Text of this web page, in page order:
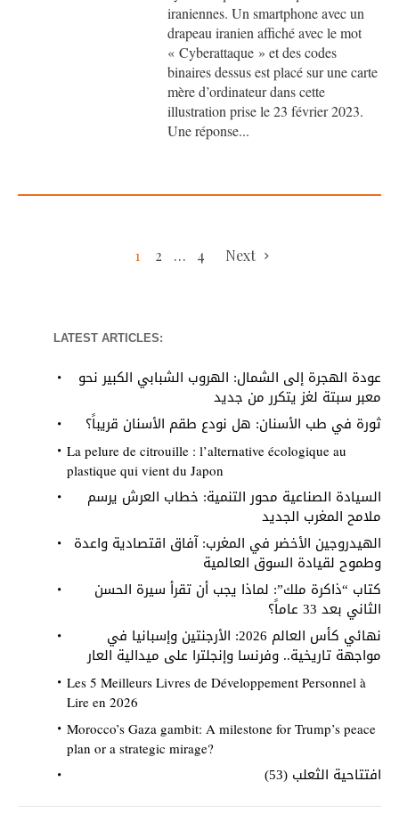
iraniennes. Un smartphone avec un
drapeau iranien affiché avec le mot
« Cyberattaque » et des codes
binaires dessus est placé sur une carte
mère d’ordinateur dans cette
illustration prise le 23 février 2023.
Une réponse...
1 2 … 4 Next
LATEST ARTICLES:
عودة الهجرة إلى الشمال: الهروب الشبابي الكبير نحو
معبر سبتة لغز يتكرر من جديد
ثورة في طب الأسنان: هل نودع طقم الأسنان قريباً؟
La pelure de citrouille : l’alternative écologique au
plastique qui vient du Japon
السيادة الصناعية محور التنمية: خطاب العرش يرسم
ملامح المغرب الجديد
الهيدروجين الأخضر في المغرب: آفاق اقتصادية واعدة
وطموح لقيادة السوق العالمية
كتاب “ذاكرة ملك”: لماذا يجب أن تقرأ سيرة الحسن
الثاني بعد 33 عاماً؟
نهائي كأس العالم 2026: الأرجنتين وإسبانيا في
مواجهة تاريخية.. وفرنسا وإنجلترا على ميدالية العار
Les 5 Meilleurs Livres de Développement Personnel à
Lire en 2026
Morocco’s Gaza gambit: A milestone for Trump’s peace
plan or a strategic mirage?
افتتاحية الثعلب (53)